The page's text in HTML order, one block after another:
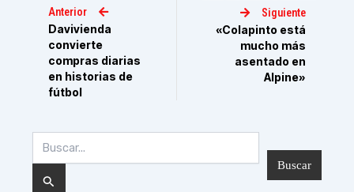
Anterior
Davivienda
convierte
compras diarias
en historias de
fútbol
Siguiente
«Colapinto está
mucho más
asentado en
Alpine»
por: